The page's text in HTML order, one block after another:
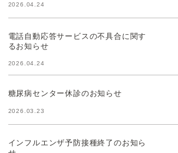
2026.04.24
電話自動応答サービスの不具合に関す
るお知らせ
2026.04.24
糖尿病センター休診のお知らせ
2026.03.23
インフルエンザ予防接種終了のお知ら